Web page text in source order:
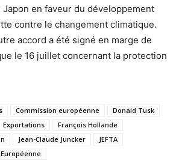
Japon en faveur du développement
contre le changement climatique.
accord a été signé en marge de
le 16 juillet concernant la protection
Commission européenne
Donald Tusk
Exportations
François Hollande
Jean-Claude Juncker
JEFTA